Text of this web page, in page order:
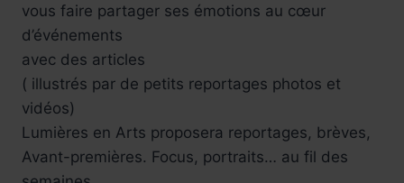
vous faire partager ses émotions au cœur
d’événements
avec des articles
( illustrés par de petits reportages photos et
vidéos)
Lumières en Arts proposera reportages, brèves,
Avant-premières. Focus, portraits… au fil des